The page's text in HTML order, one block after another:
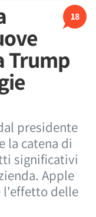
18
Trump
presidente
la catena di
significativi
Apple
l'effetto delle